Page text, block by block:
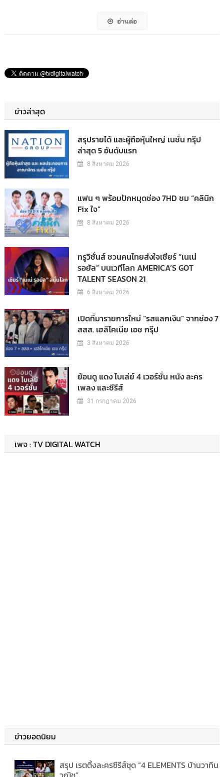
อ่านต่อ
ข่าวล่าสุด
สรุปรายได้ และผู้ถือหุ้นใหญ่ เนชั่น กรุ๊ป
ล่าสุด 5 อันดับแรก
8 สิงหาคม 2026
แฟน ๆ พร้อมปักหมุดช่อง 7HD ชม “คลินิก
Fix ใจ”
8 สิงหาคม 2026
ทรูวิชั่นส์ ชวนคนไทยส่งใจเชียร์ “เนเน่
รอยัล” บนเวทีโลก AMERICA’S GOT
TALENT SEASON 21
6 สิงหาคม 2026
เปิดที่มารายการใหม่ “รสแลกเงิน” จากช่อง 7
สสส. เฮลิโคเนีย เอช กรุ๊ป
3 สิงหาคม 2026
ย้อนดู แดง ไบเล่ย์ 4 เวอร์ชั่น หนัง ละคร
เพลง และซีรีส์
31 กรกฎาคม 2026
เพจ : TV DIGITAL WATCH
ข่าวยอดนิยม
สรุป เรตติ้งละครซีรีส์ชุด “4 ELEMENTS บ้านวาทิน